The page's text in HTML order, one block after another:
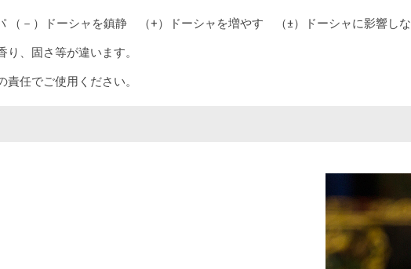
（－）ドーシャを鎮静 （+）ドーシャを増やす （±）ドーシャに影響し
、固さ等が違います。
任でご使用ください。